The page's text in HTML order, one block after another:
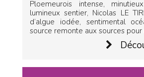
Ploemeurois intense,
lumineux sentier, Nicolas LE
d’algue iodée, sentimental
source remonte aux sources pour